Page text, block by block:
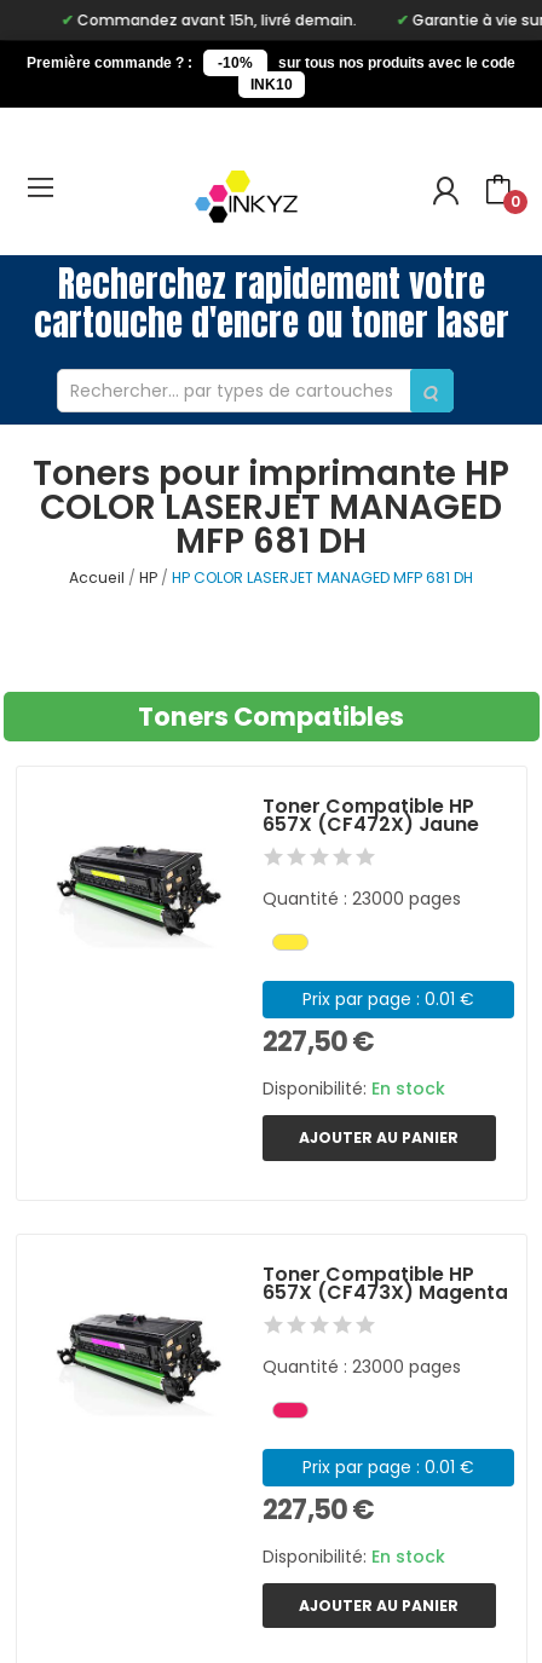
Commandez avant 15h, livré demain. Garantie à vie sur
Première commande ? : -10%
sur tous nos produits avec le code
INK10
0
Recherchez rapidement votre
cartouche d'encre ou toner laser
Toners pour imprimante HP
COLOR LASERJET MANAGED
MFP 681 DH
Accueil HP HP COLOR LASERJET MANAGED MFP 681 DH
Toners Compatibles
Toner Compatible HP
657X (CF472X) Jaune
Quantité : 23000 pages
Prix par page : 0.01 €
227,50 €
Disponibilité: En stock
AJOUTER AU PANIER
Toner Compatible HP
657X (CF473X) Magenta
Quantité : 23000 pages
Prix par page : 0.01 €
227,50 €
Disponibilité: En stock
AJOUTER AU PANIER